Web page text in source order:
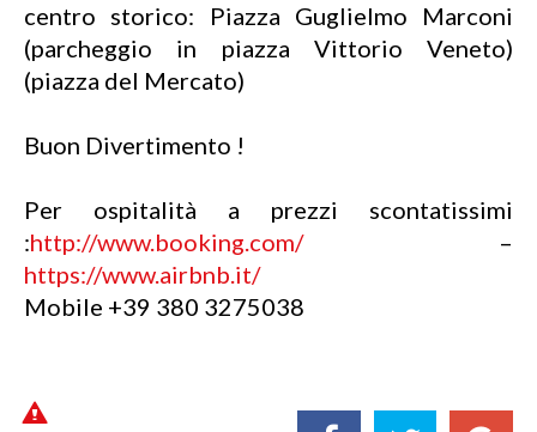
centro storico: Piazza Guglielmo Marconi
(parcheggio in piazza Vittorio Veneto)
(piazza del Mercato)
Buon Divertimento !
Per ospitalità a prezzi scontatissimi
:http://www.booking.com/–
https://www.airbnb.it/
Mobile +39 380 3275038